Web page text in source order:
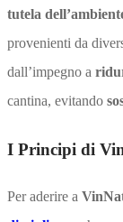
tutela
provenienti da
dall’impegno a
cantina, evitando
I Principi di
Per aderire a